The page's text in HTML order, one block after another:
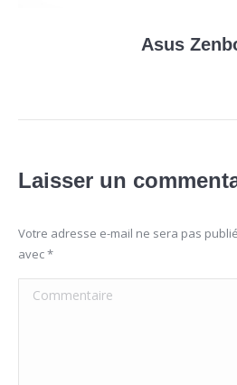
Asus
Laisser un
Votre adresse e-mail ne sera pas
avec*
Commentaire